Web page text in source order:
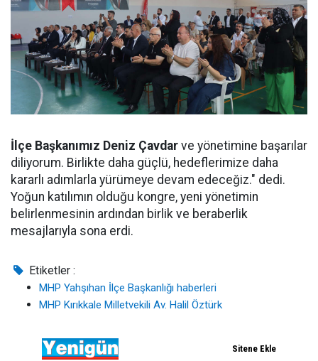
İlçe Başkanımız Deniz Çavdar ve yönetimine başarılar
diliyorum. Birlikte daha güçlü, hedeflerimize daha
kararlı adımlarla yürümeye devam edeceğiz." dedi.
Yoğun katılımın olduğu kongre, yeni yönetimin
belirlenmesinin ardından birlik ve beraberlik
mesajlarıyla sona erdi.
Etiketler :
MHP Yahşıhan İlçe Başkanlığı haberleri
MHP Kırıkkale Milletvekili Av. Halil Öztürk